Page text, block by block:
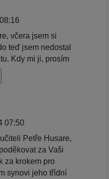
včera jsem si
teď jsem nedostal
Kdy mi ji, prosím
07:50
Petře Husare,
za Vaši
za krokem pro
synovi jeho třídní